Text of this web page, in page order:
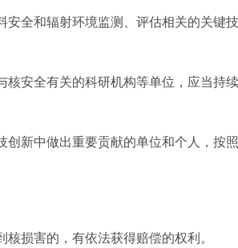
全和辐射环境监测、评估相关的关键
安全有关的科研机构等单位，应当持
新中做出重要贡献的单位和个人，按
损害的，有依法获得赔偿的权利。